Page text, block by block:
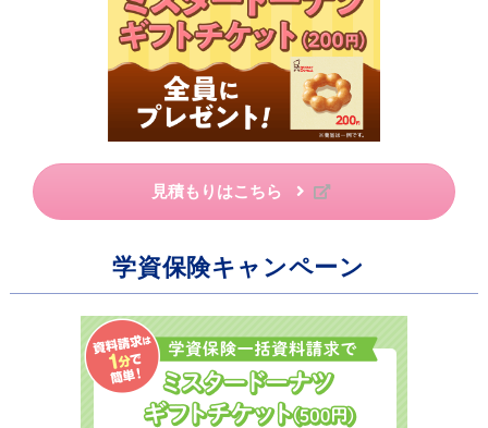
見積もりはこちら
学資保険キャンペーン